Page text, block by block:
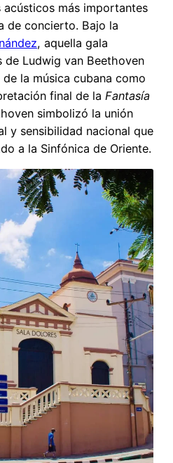
acústicos más importantes
de concierto. Bajo la
, aquella gala
de Ludwig van Beethoven
la música cubana como
final de la Fantasía
simbolizó la unión
y sensibilidad nacional que
a la Sinfónica de Oriente.